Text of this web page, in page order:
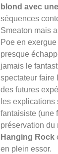
blond avec
séquences
Smeaton mais
Poe en
presque
jamais le
spectateur faire
des futures
les
fantaisiste (une
préservation du
Hanging Rock
en plein essor.